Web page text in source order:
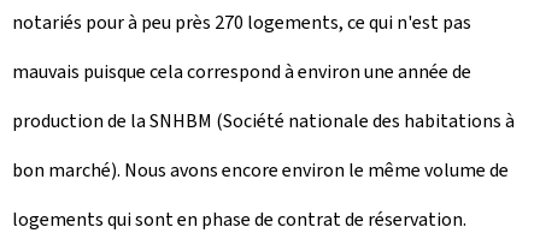
notariés pour à peu près 270 logements, ce qui n'est pas
mauvais puisque cela correspond à environ une année de
production de la SNHBM (Société nationale des habitations à
bon marché). Nous avons encore environ le même volume de
logements qui sont en phase de contrat de réservation.